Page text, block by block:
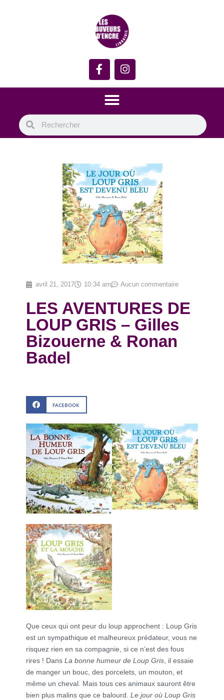
avril 21, 2017 10:34 am Aucun commentaire
LES AVENTURES DE
LOUP GRIS – Gilles
Bizouerne & Ronan
Badel
FACEBOOK
Que ceux qui ont peur du loup approchent : Loup Gris
est un sympathique et malheureux prédateur, vous ne
risquez rien en sa compagnie, si ce n’est des fous
rires ! DansLa bonne humeur de Loup Gris , il essaie
de manger un bouc, des porcelets, un mouton, et
même un cheval. Mais tous ces animaux sauront être
bien plus malins que ce balourd.Le jour où Loup Gris